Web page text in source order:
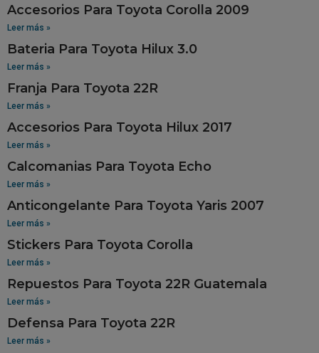
Accesorios Para Toyota Corolla 2009
Leer más »
Bateria Para Toyota Hilux 3.0
Leer más »
Franja Para Toyota 22R
Leer más »
Accesorios Para Toyota Hilux 2017
Leer más »
Calcomanias Para Toyota Echo
Leer más »
Anticongelante Para Toyota Yaris 2007
Leer más »
Stickers Para Toyota Corolla
Leer más »
Repuestos Para Toyota 22R Guatemala
Leer más »
Defensa Para Toyota 22R
Leer más »